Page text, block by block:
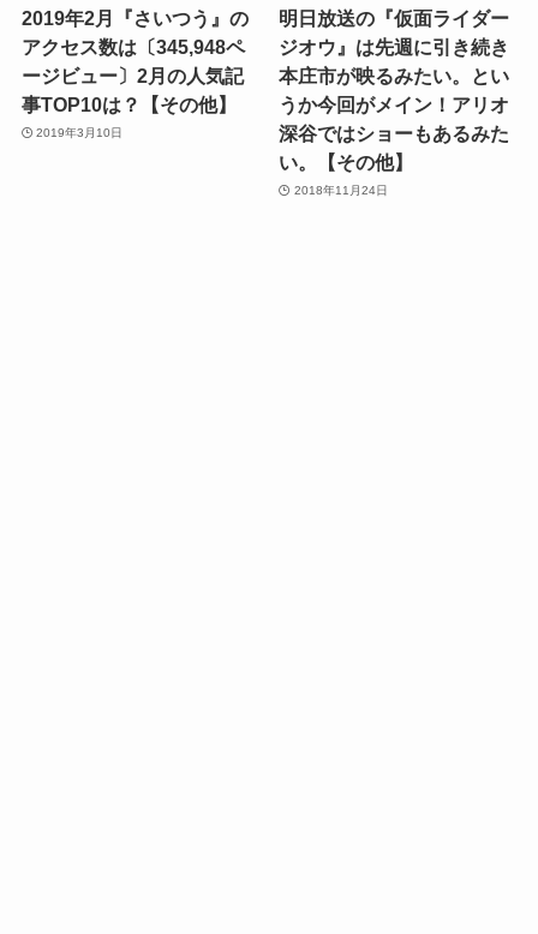
2019年2月『さいつう』の
アクセス数は〔345,948ペ
ージビュー〕2月の人気記
事TOP10は？【その他】
2019年3月10日
明日放送の『仮面ライダー
ジオウ』は先週に引き続き
本庄市が映るみたい。とい
うか今回がメイン！アリオ
深谷ではショーもあるみた
い。【その他】
2018年11月24日